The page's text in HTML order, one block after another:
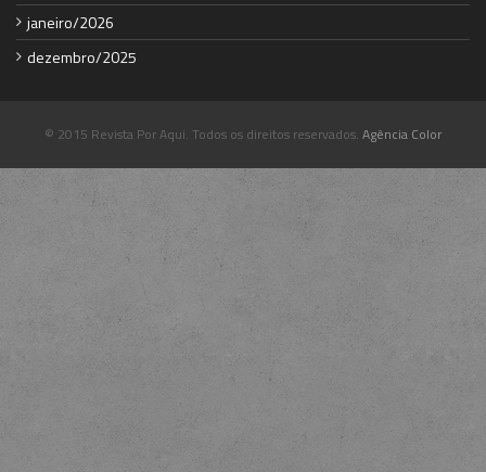
janeiro/2026
dezembro/2025
© 2015 Revista Por Aqui. Todos os direitos reservados. Agência Color